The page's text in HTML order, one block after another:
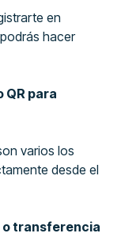
en
hacer
QR para
varios los
desde el
o transferencia